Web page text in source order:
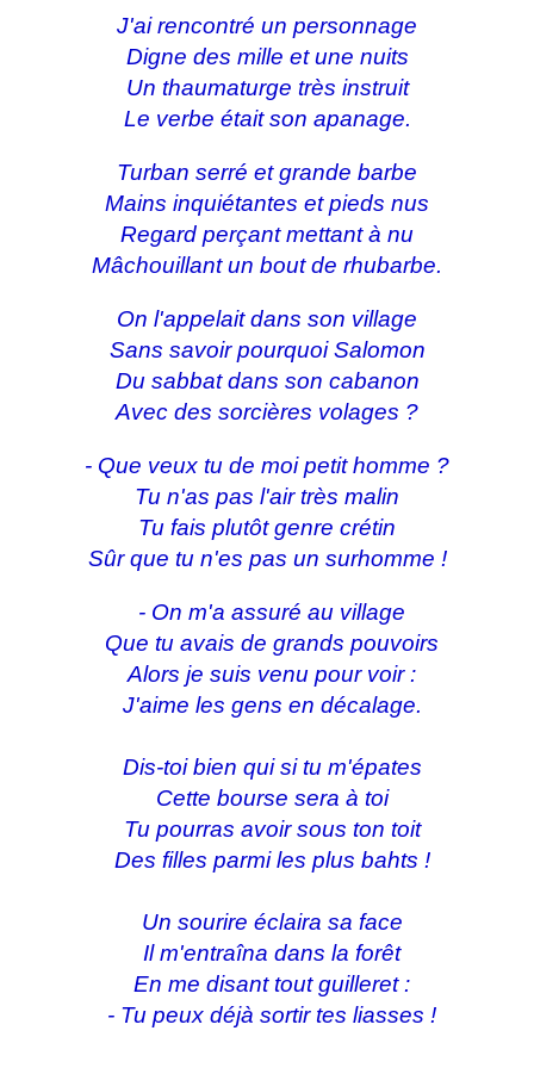
J'ai rencontré un personnage
Digne des mille et une nuits
Un thaumaturge très instruit
Le verbe était son apanage.
Turban serré et grande barbe
Mains inquiétantes et pieds nus
Regard perçant mettant à nu
Mâchouillant un bout de rhubarbe.
On l'appelait dans son village
Sans savoir pourquoi Salomon
Du sabbat dans son cabanon
Avec des sorcières volages ?
- Que veux tu de moi petit homme ?
Tu n'as pas l'air très malin
Tu fais plutôt genre crétin
Sûr que tu n'es pas un surhomme !
- On m'a assuré au village
Que tu avais de grands pouvoirs
Alors je suis venu pour voir :
J'aime les gens en décalage.
Dis-toi bien qui si tu m'épates
Cette bourse sera à toi
Tu pourras avoir sous ton toit
Des filles parmi les plus bahts !
Un sourire éclaira sa face
Il m'entraîna dans la forêt
En me disant tout guilleret :
- Tu peux déjà sortir tes liasses !